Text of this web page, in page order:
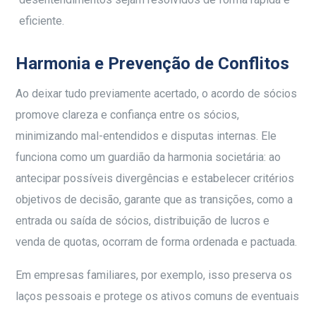
eficiente.
Harmonia e Prevenção de Conflitos
Ao deixar tudo previamente acertado, o acordo de sócios
promove clareza e confiança entre os sócios,
minimizando mal-entendidos e disputas internas. Ele
funciona como um guardião da harmonia societária: ao
antecipar possíveis divergências e estabelecer critérios
objetivos de decisão, garante que as transições, como a
entrada ou saída de sócios, distribuição de lucros e
venda de quotas, ocorram de forma ordenada e pactuada.
Em empresas familiares, por exemplo, isso preserva os
laços pessoais e protege os ativos comuns de eventuais